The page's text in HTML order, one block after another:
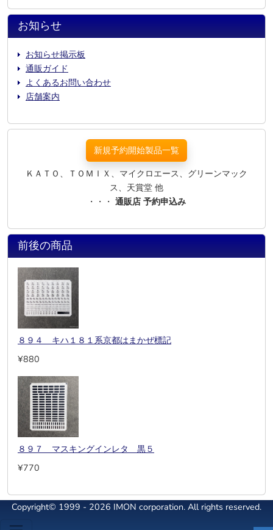
お知らせ
お知らせ掲示板
通販ガイド
よくあるお問い合わせ
店舗案内
新規予約開始製品一覧
ＫＡＴＯ、ＴＯＭＩＸ、マイクロエース、グリーンマック
ス、天賞堂 他
・・・ 通販店 予約申込み
前後の商品
８９４ キハ１８１系京都はまかぜ標記
¥880
８９７ マスキングインレタ 黒５
¥770
Copyright© 1999 - 2026 IMON corporation. All rights reserved.